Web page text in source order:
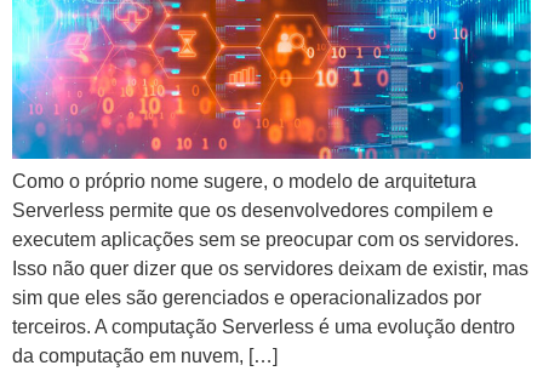
Como o próprio nome sugere, o modelo de arquitetura
Serverless permite que os desenvolvedores compilem e
executem aplicações sem se preocupar com os servidores.
Isso não quer dizer que os servidores deixam de existir, mas
sim que eles são gerenciados e operacionalizados por
terceiros. A computação Serverless é uma evolução dentro
da computação em nuvem, […]